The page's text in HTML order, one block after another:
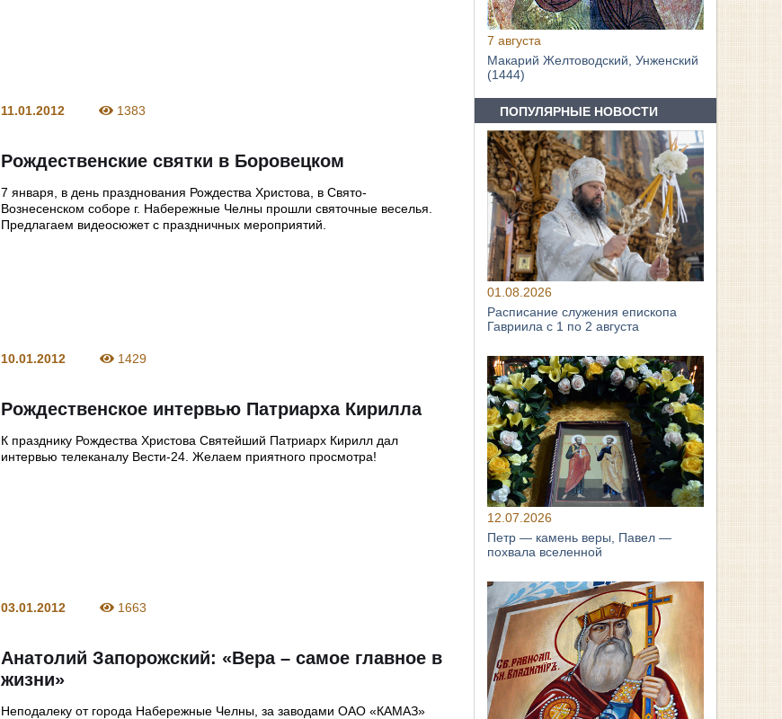
11.01.2012 1383
Рождественские святки в Боровецком
7 января, в день празднования Рождества Христова, в Свято-
Вознесенском соборе г. Набережные Челны прошли святочные веселья.
Предлагаем видеосюжет с праздничных мероприятий.
10.01.2012 1429
Рождественское интервью Патриарха Кирилла
К празднику Рождества Христова Святейший Патриарх Кирилл дал
интервью телеканалу Вести-24. Желаем приятного просмотра!
03.01.2012 1663
Анатолий Запорожский: «Вера – самое главное в
жизни»
Неподалеку от города Набережные Челны, за заводами ОАО «КАМАЗ»
7 августа
Макарий Желтоводский, Унженский
(1444)
ПОПУЛЯРНЫЕ НОВОСТИ
01.08.2026
Расписание служения епископа
Гавриила с 1 по 2 августа
12.07.2026
Петр — камень веры, Павел —
похвала вселенной